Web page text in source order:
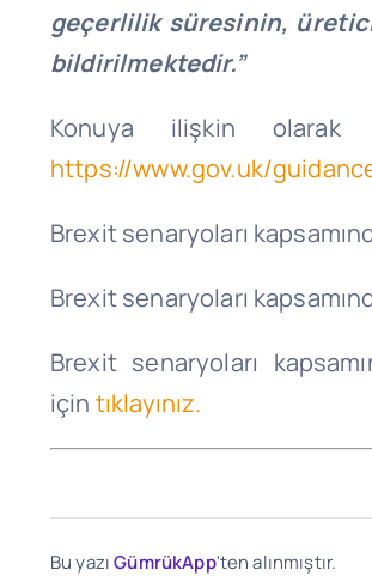
geçerlilik süresinin,
bildirilmektedir.”
Konuya ilişkin olarak
https://www.gov.uk/
Brexit senaryoları
Brexit senaryoları
Brexit senaryoları
için tıklayınız.
Bu yazıGümrükApp'ten alınmıştır.